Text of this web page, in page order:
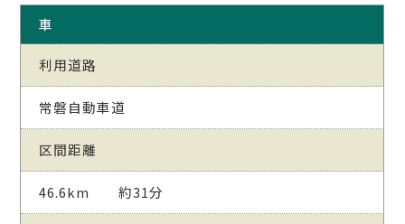
車
利用道路
常磐自動車道
区間距離
46.6km 約31分